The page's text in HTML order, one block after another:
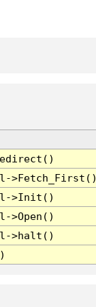
>Init()
>Open()
>halt()